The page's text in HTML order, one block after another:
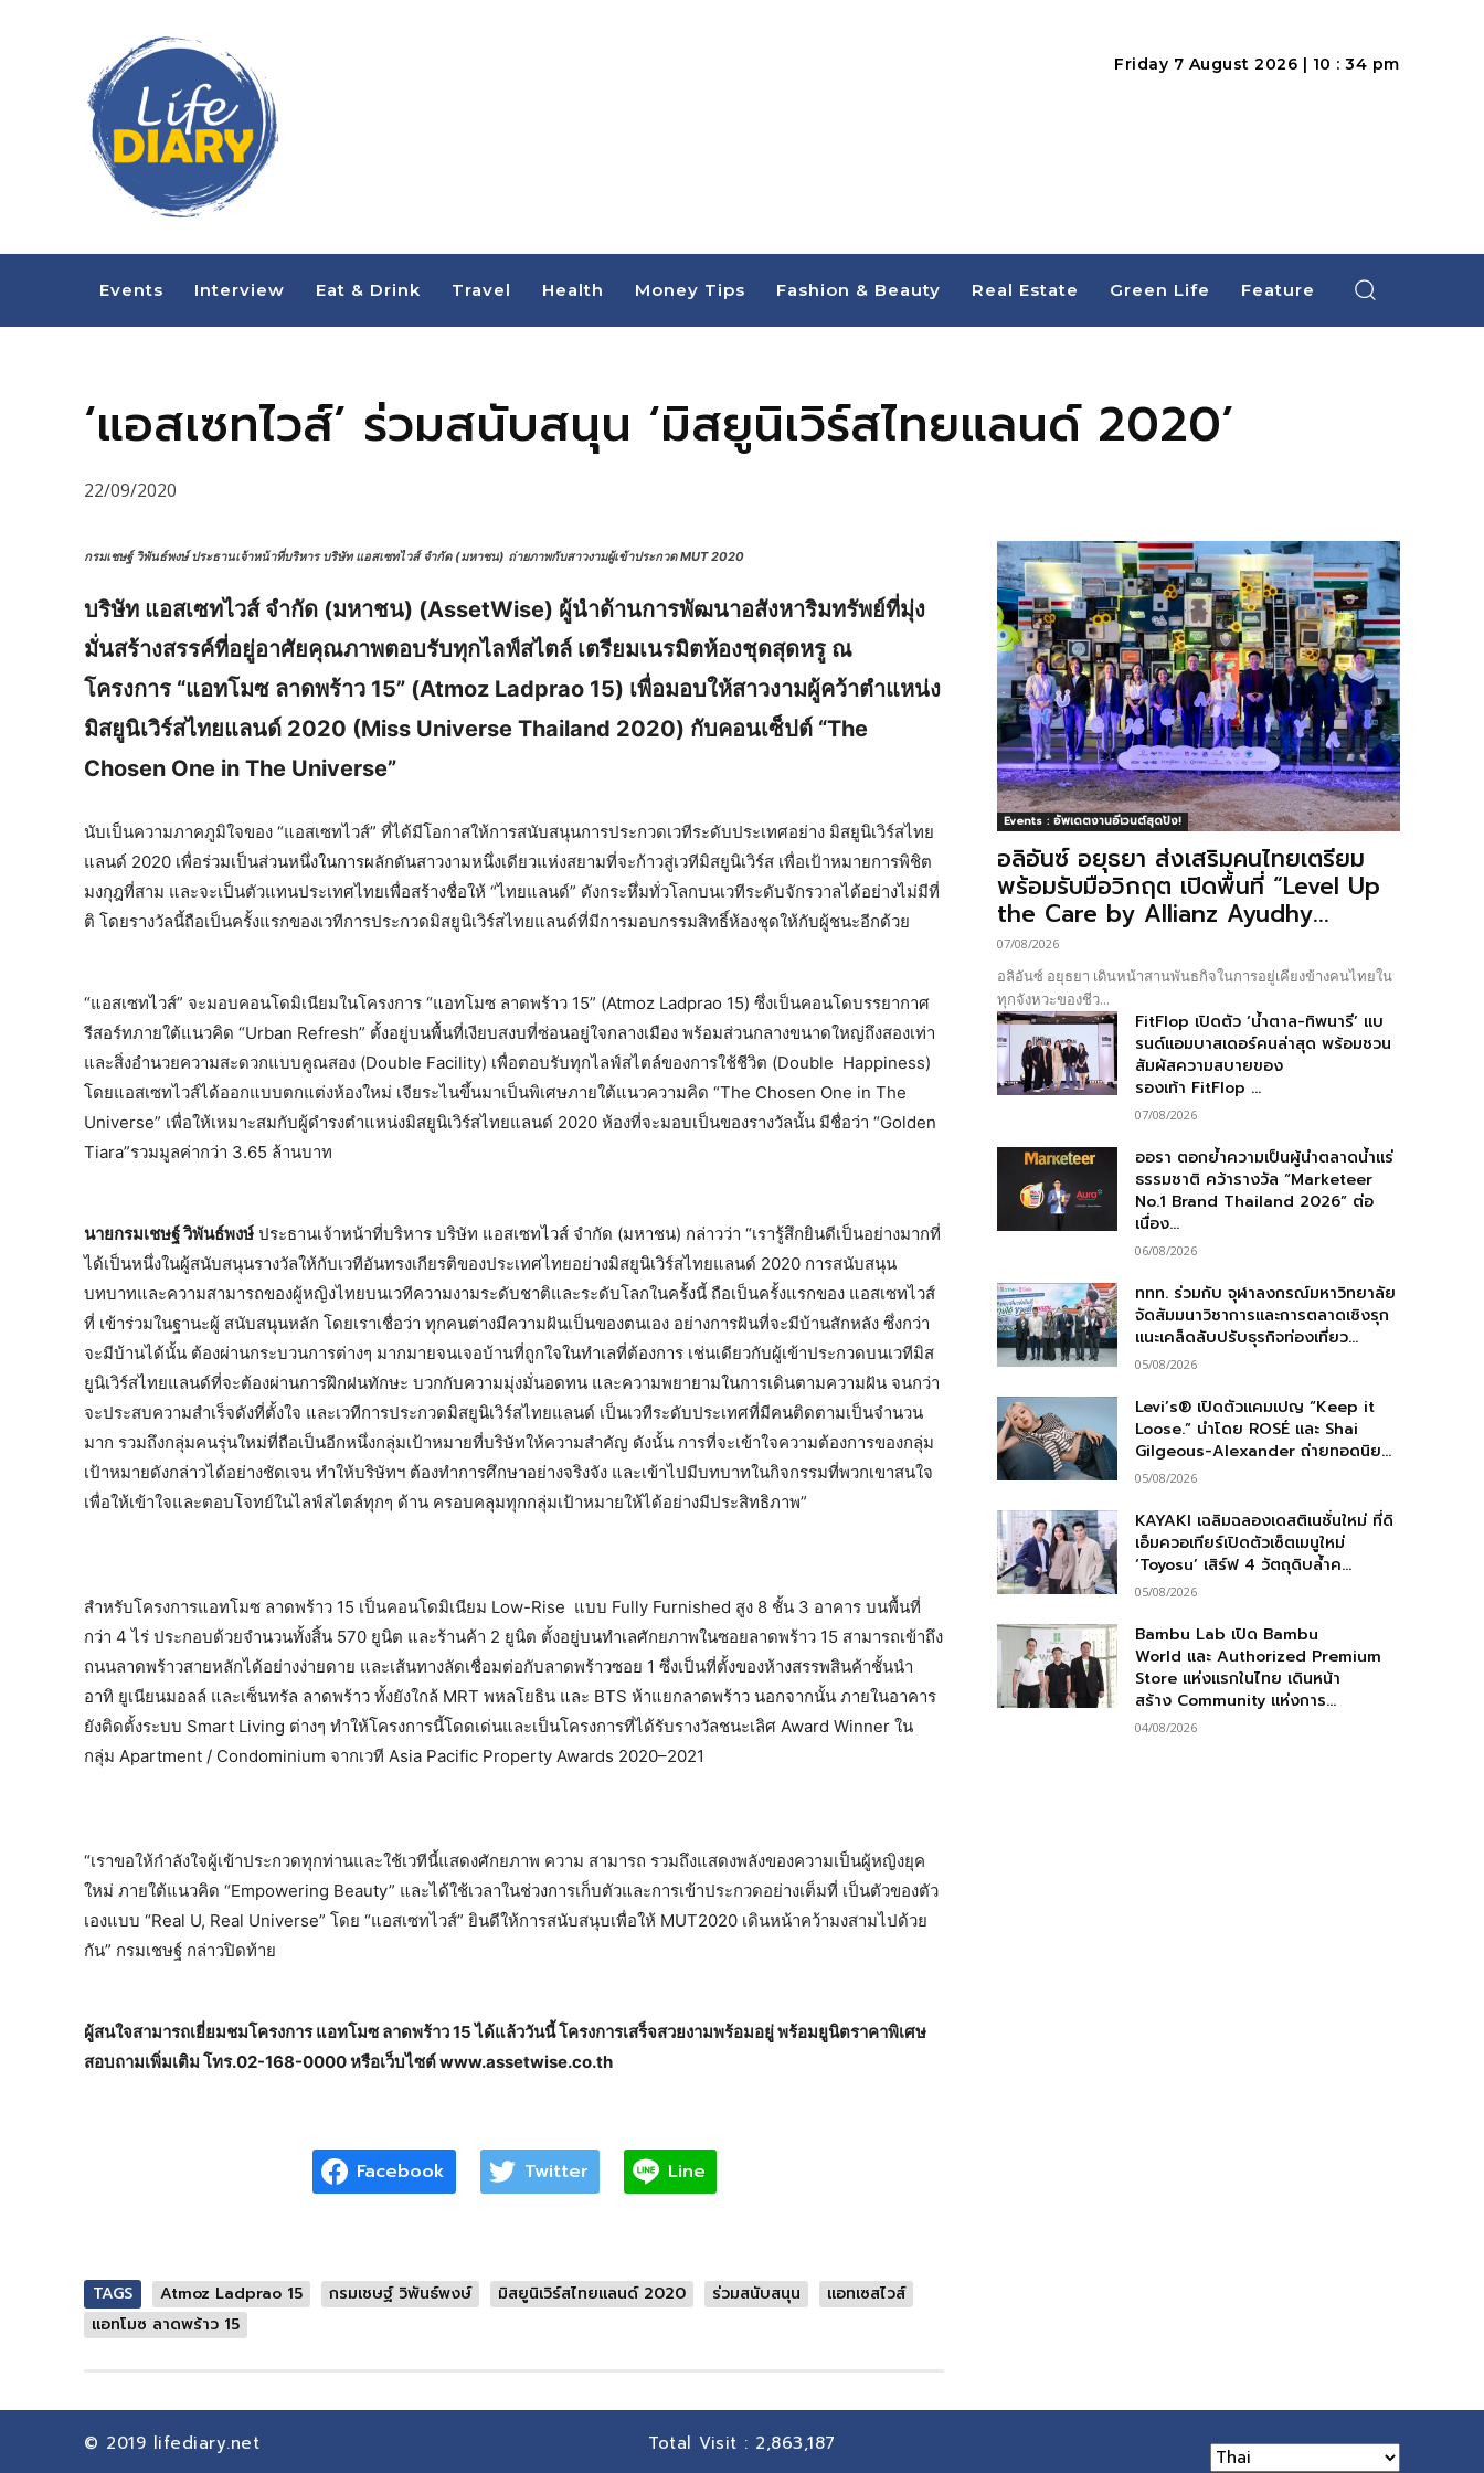
Friday 7 August 2026 | 10 : 34 pm
Events Interview Eat & Drink Travel Health Money Tips Fashion & Beauty Real Estate Green Life Feature
‘แอสเซทไวส์’ ร่วมสนับสนุน ‘มิสยูนิเวิร์สไทยแลนด์ 2020’
22/09/2020
กรมเชษฐ์ วิพันธ์พงษ์ ประธานเจ้าหน้าที่บริหาร บริษัท แอสเซทไวส์ จำกัด (มหาชน) ถ่ายภาพกับสาวงามผู้เข้าประกวด MUT 2020
บริษัท แอสเซทไวส์ จำกัด (มหาชน) (AssetWise) ผู้นำด้านการพัฒนาอสังหาริมทรัพย์ที่มุ่ง
มั่นสร้างสรรค์ที่อยู่อาศัยคุณภาพตอบรับทุกไลฟ์สไตล์ เตรียมเนรมิตห้องชุดสุดหรู ณ
โครงการ “แอทโมซ ลาดพร้าว 15” (Atmoz Ladprao 15) เพื่อมอบให้สาวงามผู้คว้าตำแหน่ง
มิสยูนิเวิร์สไทยแลนด์ 2020 (Miss Universe Thailand 2020) กับคอนเซ็ปต์ “The
Chosen One in The Universe”
นับเป็นความภาคภูมิใจของ “แอสเซทไวส์” ที่ได้มีโอกาสให้การสนับสนุนการประกวดเวทีระดับประเทศอย่าง มิสยูนิเวิร์สไทย
แลนด์ 2020 เพื่อร่วมเป็นส่วนหนึ่งในการผลักดันสาวงามหนึ่งเดียวแห่งสยามที่จะก้าวสู่เวทีมิสยูนิเวิร์ส เพื่อเป้าหมายการพิชิต
มงกุฎที่สาม และจะเป็นตัวแทนประเทศไทยเพื่อสร้างชื่อให้ “ไทยแลนด์” ดังกระหึ่มทั่วโลกบนเวทีระดับจักรวาลได้อย่างไม่มีที่
ติ โดยรางวัลนี้ถือเป็นครั้งแรกของเวทีการประกวดมิสยูนิเวิร์สไทยแลนด์ที่มีการมอบกรรมสิทธิ์ห้องชุดให้กับผู้ชนะอีกด้วย
“แอสเซทไวส์” จะมอบคอนโดมิเนียมในโครงการ “แอทโมซ ลาดพร้าว 15” (Atmoz Ladprao 15) ซึ่งเป็นคอนโดบรรยากาศ
รีสอร์ทภายใต้แนวคิด “Urban Refresh” ตั้งอยู่บนพื้นที่เงียบสงบที่ซ่อนอยู่ใจกลางเมือง พร้อมส่วนกลางขนาดใหญ่ถึงสองเท่า
และสิ่งอำนวยความสะดวกแบบคูณสอง (Double Facility) เพื่อตอบรับทุกไลฟ์สไตล์ของการใช้ชีวิต (Double Happiness)
โดยแอสเซทไวส์ได้ออกแบบตกแต่งห้องใหม่ เจียระไนขึ้นมาเป็นพิเศษภายใต้แนวความคิด “The Chosen One in The
Universe” เพื่อให้เหมาะสมกับผู้ดำรงตำแหน่งมิสยูนิเวิร์สไทยแลนด์ 2020 ห้องที่จะมอบเป็นของรางวัลนั้น มีชื่อว่า “Golden
Tiara”รวมมูลค่ากว่า 3.65 ล้านบาท
นายกรมเชษฐ์ วิพันธ์พงษ์ ประธานเจ้าหน้าที่บริหาร บริษัท แอสเซทไวส์ จำกัด (มหาชน) กล่าวว่า “เรารู้สึกยินดีเป็นอย่างมากที่
ได้เป็นหนึ่งในผู้สนับสนุนรางวัลให้กับเวทีอันทรงเกียรติของประเทศไทยอย่างมิสยูนิเวิร์สไทยแลนด์ 2020 การสนับสนุน
บทบาทและความสามารถของผู้หญิงไทยบนเวทีความงามระดับชาติและระดับโลกในครั้งนี้ ถือเป็นครั้งแรกของ แอสเซทไวส์
ที่ เข้าร่วมในฐานะผู้ สนับสนุนหลัก โดยเราเชื่อว่า ทุกคนต่างมีความฝันเป็นของตนเอง อย่างการฝันที่จะมีบ้านสักหลัง ซึ่งกว่า
จะมีบ้านได้นั้น ต้องผ่านกระบวนการต่างๆ มากมายจนเจอบ้านที่ถูกใจในทำเลที่ต้องการ เช่นเดียวกับผู้เข้าประกวดบนเวทีมิส
ยูนิเวิร์สไทยแลนด์ที่จะต้องผ่านการฝึกฝนทักษะ บวกกับความมุ่งมั่นอดทน และความพยายามในการเดินตามความฝัน จนกว่า
จะประสบความสำเร็จดังที่ตั้งใจ และเวทีการประกวดมิสยูนิเวิร์สไทยแลนด์ เป็นเวทีระดับประเทศที่มีคนติดตามเป็นจำนวน
มาก รวมถึงกลุ่มคนรุ่นใหม่ที่ถือเป็นอีกหนึ่งกลุ่มเป้าหมายที่บริษัทให้ความสำคัญ ดังนั้น การที่จะเข้าใจความต้องการของกลุ่ม
เป้าหมายดังกล่าวได้อย่างชัดเจน ทำให้บริษัทฯ ต้องทำการศึกษาอย่างจริงจัง และเข้าไปมีบทบาทในกิจกรรมที่พวกเขาสนใจ
เพื่อให้เข้าใจและตอบโจทย์ในไลฟ์สไตล์ทุกๆ ด้าน ครอบคลุมทุกกลุ่มเป้าหมายให้ได้อย่างมีประสิทธิภาพ”
สำหรับโครงการแอทโมซ ลาดพร้าว 15 เป็นคอนโดมิเนียม Low-Rise แบบ Fully Furnished สูง 8 ชั้น 3 อาคาร บนพื้นที่
กว่า 4 ไร่ ประกอบด้วยจำนวนทั้งสิ้น 570 ยูนิต และร้านค้า 2 ยูนิต ตั้งอยู่บนทำเลศักยภาพในซอยลาดพร้าว 15 สามารถเข้าถึง
ถนนลาดพร้าวสายหลักได้อย่างง่ายดาย และเส้นทางลัดเชื่อมต่อกับลาดพร้าวซอย 1 ซึ่งเป็นที่ตั้งของห้างสรรพสินค้าชั้นนำ
อาทิ ยูเนียนมอลล์ และเซ็นทรัล ลาดพร้าว ทั้งยังใกล้ MRT พหลโยธิน และ BTS ห้าแยกลาดพร้าว นอกจากนั้น ภายในอาคาร
ยังติดตั้งระบบ Smart Living ต่างๆ ทำให้โครงการนี้โดดเด่นและเป็นโครงการที่ได้รับรางวัลชนะเลิศ Award Winner ใน
กลุ่ม Apartment / Condominium จากเวที Asia Pacific Property Awards 2020–2021
“เราขอให้กำลังใจผู้เข้าประกวดทุกท่านและใช้เวทีนี้แสดงศักยภาพ ความ สามารถ รวมถึงแสดงพลังของความเป็นผู้หญิงยุค
ใหม่ ภายใต้แนวคิด “Empowering Beauty” และได้ใช้เวลาในช่วงการเก็บตัวและการเข้าประกวดอย่างเต็มที่ เป็นตัวของตัว
เองแบบ “Real U, Real Universe” โดย “แอสเซทไวส์” ยินดีให้การสนับสนุบเพื่อให้ MUT2020 เดินหน้าคว้ามงสามไปด้วย
กัน” กรมเชษฐ์ กล่าวปิดท้าย
ผู้สนใจสามารถเยี่ยมชมโครงการ แอทโมซ ลาดพร้าว15ได้แล้ววันนี้ โครงการเสร็จสวยงามพร้อมอยู่ พร้อมยูนิตราคาพิเศษ
สอบถามเพิ่มเติม โทร.02-168-0000หรือเว็บไซต์www.assetwise.co.th
Facebook Twitter Line
TAGS Atmoz Ladprao 15 กรมเชษฐ์ วิพันธ์พงษ์ มิสยูนิเวิร์สไทยแลนด์ 2020 ร่วมสนับสนุน
แอทเซสไวส์
แอทโมซ ลาดพร้าว 15
Events : อัพเดตงานอีเวนต์สุดปัง!
อลิอันซ์ อยุธยา ส่งเสริมคนไทยเตรียม
พร้อมรับมือวิกฤต เปิดพื้นที่ “Level Up
the Care by Allianz Ayudhy...
07/08/2026
อลิอันซ์ อยุธยา เดินหน้าสานพันธกิจในการอยู่เคียงข้างคนไทยใน
ทุกจังหวะของชีว...
FitFlop เปิดตัว ‘น้ำตาล-ทิพนารี’ แบ
รนด์แอมบาสเดอร์คนล่าสุด พร้อมชวน
สัมผัสความสบายของ
รองเท้า FitFlop ...
07/08/2026
ออรา ตอกย้ำความเป็นผู้นำตลาดน้ำแร่
ธรรมชาติ คว้ารางวัล “Marketeer
No.1 Brand Thailand 2026” ต่อ
เนื่อง...
06/08/2026
ททท. ร่วมกับ จุฬาลงกรณ์มหาวิทยาลัย
จัดสัมมนาวิชาการและการตลาดเชิงรุก
แนะเคล็ดลับปรับธุรกิจท่องเที่ยว...
05/08/2026
Levi’s® เปิดตัวแคมเปญ “Keep it
Loose.” นำโดย ROSÉ และ Shai
Gilgeous-Alexander ถ่ายทอดนิย...
05/08/2026
KAYAKI เฉลิมฉลองเดสติเนชั่นใหม่ ที่ดิ
เอ็มควอเทียร์เปิดตัวเซ็ตเมนูใหม่
‘Toyosu’ เสิร์ฟ 4 วัตถุดิบล้ำค...
05/08/2026
Bambu Lab เปิด Bambu
World และ Authorized Premium
Store แห่งแรกในไทย เดินหน้า
สร้าง Community แห่งการ...
04/08/2026
© 2019 lifediary.net Total Visit : 2,863,187